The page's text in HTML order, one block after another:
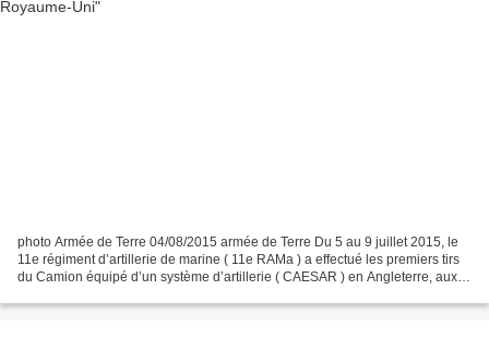
photo Armée de Terre 04/08/2015 armée de Terre Du 5 au 9 juillet 2015, le
11e régiment d’artillerie de marine ( 11e RAMa ) a effectué les premiers tirs
du Camion équipé d’un système d’artillerie ( CAESAR ) en Angleterre, aux